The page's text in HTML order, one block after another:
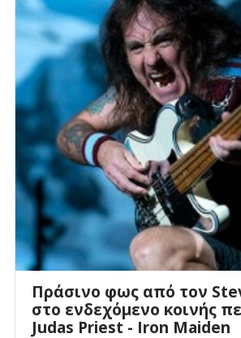
Πράσινο φως από τον
στο ενδεχόμενο κοινής
Judas Priest - Iron Maiden